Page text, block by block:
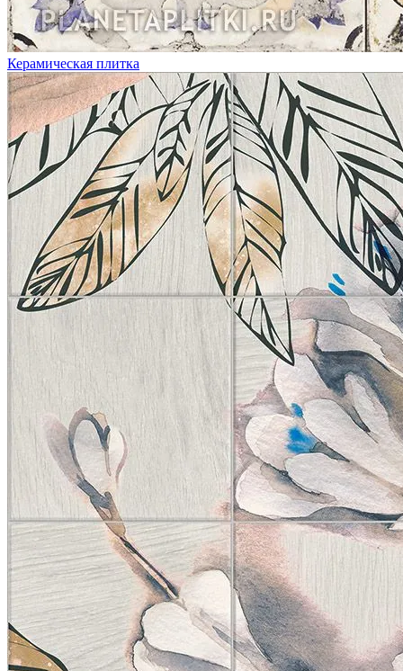
Керамическая плитка